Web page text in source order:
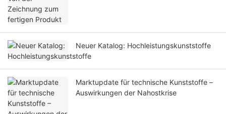
Neuer Katalog: Hochleistungskunststoffe
Marktupdate für technische Kunststoffe –
Auswirkungen der Nahostkrise